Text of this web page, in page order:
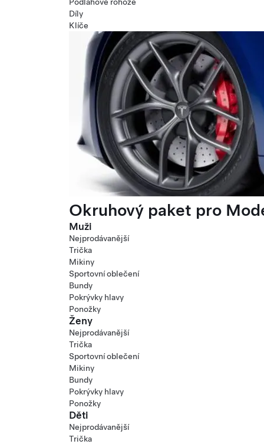
Díly
Klíče
Okruhový paket pro
Muži
Nejprodávanější
Trička
Mikiny
Sportovní oblečení
Bundy
Pokrývky hlavy
Ponožky
Ženy
Nejprodávanější
Trička
Sportovní oblečení
Mikiny
Bundy
Pokrývky hlavy
Ponožky
Děti
Nejprodávanější
Trička